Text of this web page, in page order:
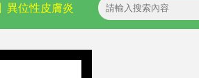
異位性皮膚炎